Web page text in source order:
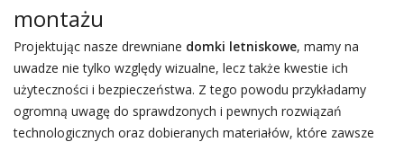
montażu
Projektując nasze drewniane domki letniskowe, mamy na
uwadze nie tylko względy wizualne, lecz także kwestie ich
użyteczności i bezpieczeństwa. Z tego powodu przykładamy
ogromną uwagę do sprawdzonych i pewnych rozwiązań
technologicznych oraz dobieranych materiałów, które zawsze